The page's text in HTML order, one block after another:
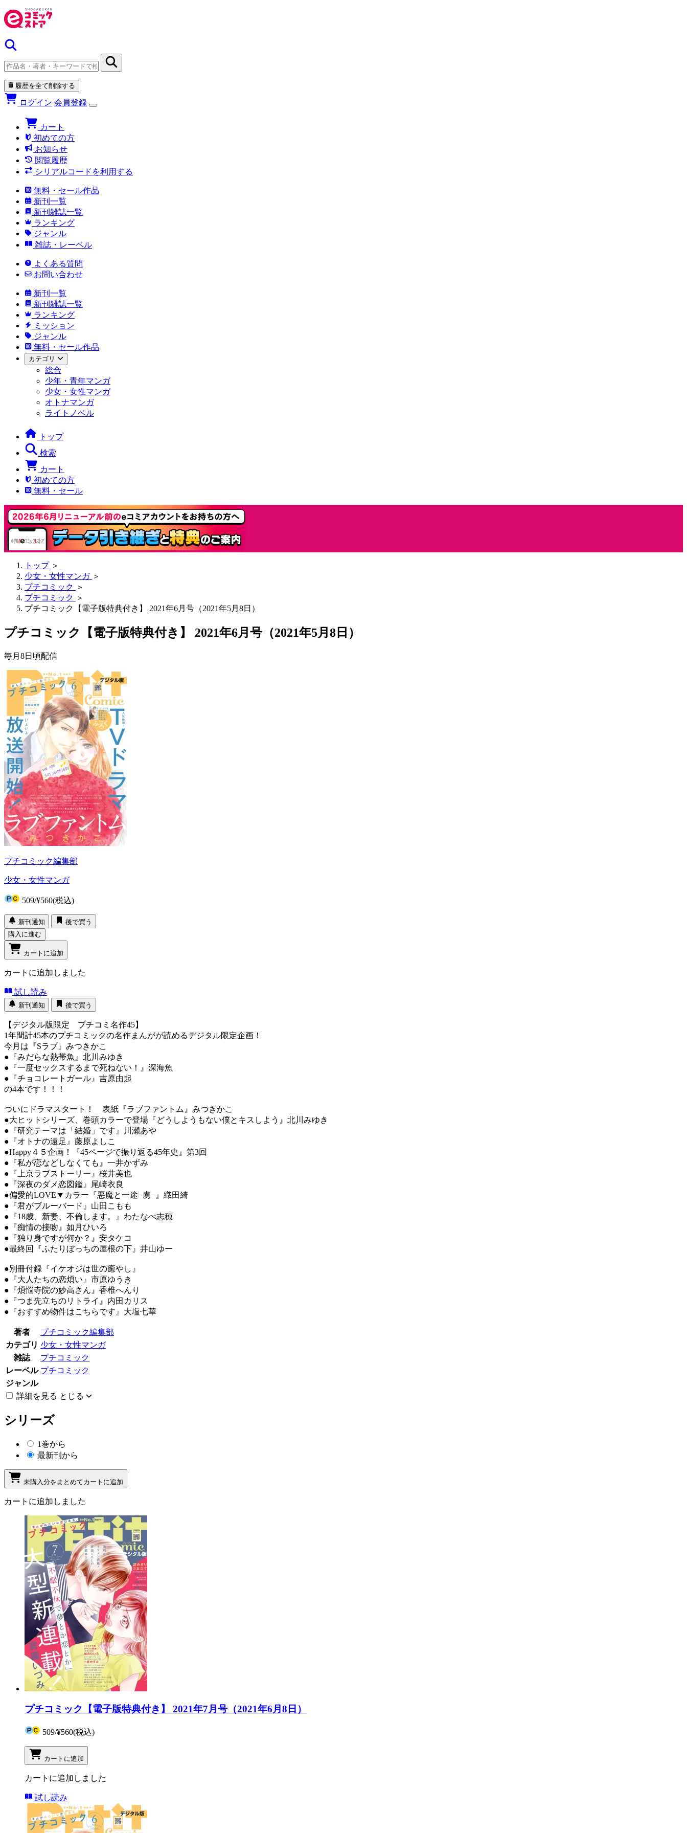
履歴を全て削除する
ログイン 会員登録
カート
初めての方
お知らせ
閲覧履歴
シリアルコードを利用する
無料・セール作品
新刊一覧
新刊雑誌一覧
ランキング
ジャンル
雑誌・レーベル
よくある質問
お問い合わせ
新刊一覧
新刊雑誌一覧
ランキング
ミッション
ジャンル
無料・セール作品
カテゴリ
総合
少年・青年マンガ
少女・女性マンガ
オトナマンガ
ライトノベル
トップ
検索
カート
初めての方
無料・セール
トップ ＞
少女・女性マンガ ＞
プチコミック ＞
プチコミック ＞
プチコミック【電子版特典付き】 2021年6月号（2021年5月8日）
プチコミック【電子版特典付き】 2021年6月号（2021年5月8日）
毎月8日頃配信
プチコミック編集部
少女・女性マンガ
509/¥560(税込)
新刊通知
後で買う
購入に進む
カートに追加
カートに追加しました
試し読み
新刊通知 後で買う
【デジタル版限定 プチコミ名作45】
1年間計45本のプチコミックの名作まんがが読めるデジタル限定企画！
今月は『Sラブ』みつきかこ
●『みだらな熱帯魚』北川みゆき
●『一度セックスするまで死ねない！』深海魚
●『チョコレートガール』吉原由起
の4本です！！！
ついにドラマスタート！ 表紙『ラブファントム』みつきかこ
●大ヒットシリーズ、巻頭カラーで登場『どうしようもない僕とキスしよう』北川みゆき
●『研究テーマは「結婚」です』川瀬あや
●『オトナの遠足』藤原よしこ
●Happy４５企画！『45ページで振り返る45年史』第3回
●『私が恋などしなくても』一井かずみ
●『上京ラブストーリー』桜井美也
●『深夜のダメ恋図鑑』尾崎衣良
●偏愛的LOVE▼カラー『悪魔と一途−虜−』織田綺
●『君がブルーバード』山田こもも
●『18歳、新妻、不倫します。』わたなべ志穂
●『痴情の接吻』如月ひいろ
●『独り身ですが何か？』安タケコ
●最終回『ふたりぼっちの屋根の下』井山ゆー
●別冊付録『イケオジは世の癒やし』
●『大人たちの恋煩い』市原ゆうき
●『煩悩寺院の妙高さん』香椎へんり
●『つま先立ちのリトライ』内田カリス
●『おすすめ物件はこちらです』大塩七華
著者
プチコミック編集部
カテゴリ 少女・女性マンガ
雑誌
プチコミック
レーベル プチコミック
ジャンル
詳細を見る とじる
シリーズ
1巻から
最新刊から
未購入分をまとめてカートに追加
カートに追加しました
プチコミック【電子版特典付き】 2021年7月号（2021年6月8日）
509/¥560(税込)
カートに追加
カートに追加しました
試し読み